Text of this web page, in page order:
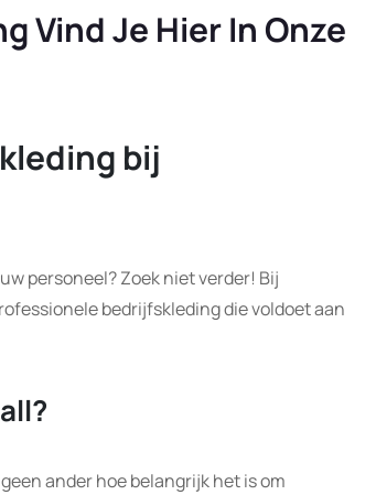
Vind Je Hier In Onze
bij
personeel? Zoek niet verder! Bij
bedrijfskleding die voldoet aan
ander hoe belangrijk het is om